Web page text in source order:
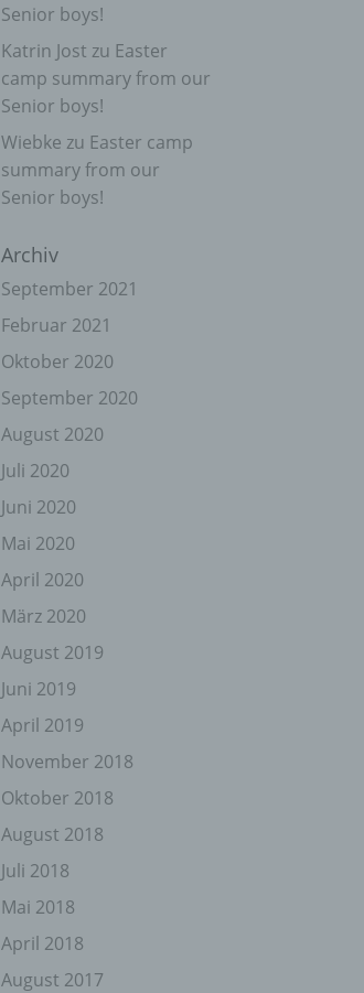
Senior boys!
Katrin Jost zu Easter
camp summary from our
Senior boys!
Wiebke zu Easter camp
summary from our
Senior boys!
Archiv
September 2021
Februar 2021
Oktober 2020
September 2020
August 2020
Juli 2020
Juni 2020
Mai 2020
April 2020
März 2020
August 2019
Juni 2019
April 2019
November 2018
Oktober 2018
August 2018
Juli 2018
Mai 2018
April 2018
August 2017